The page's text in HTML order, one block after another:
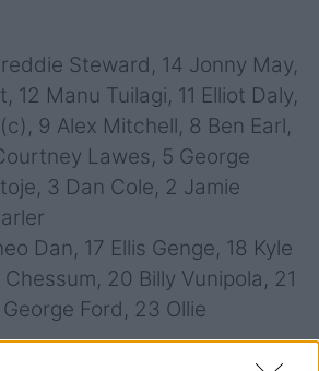
Steward, 14 Jonny May,
12 Manu Tuilagi, 11 Elliot Daly,
9 Alex Mitchell, 8 Ben Earl,
Lawes, 5 George
3 Dan Cole, 2 Jamie
Dan, 17 Ellis Genge, 18 Kyle
20 Billy Vunipola, 21
Ford, 23 Ollie